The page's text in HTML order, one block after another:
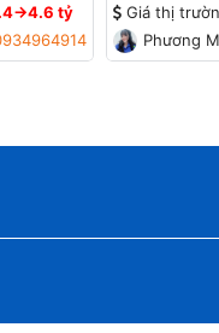
>4.6 tỷ
Giá thị
Phương